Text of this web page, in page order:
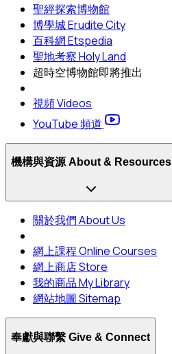
聖經探索博物館
博學城 Erudite City
百科網 Etspedia
聖地考察 Holy Land
超時空博物館即將推出
視頻 Videos
YouTube 頻道
機構與資源 About & Resources
關於我們 About Us
網上課程 Online Courses
網上商店 Store
我的商品 My Library
網站地圖 Sitemap
奉獻與聯繫 Give & Connect